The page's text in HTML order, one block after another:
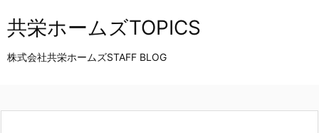
共栄ホームズTOPICS
株式会社共栄ホームズSTAFF BLOG